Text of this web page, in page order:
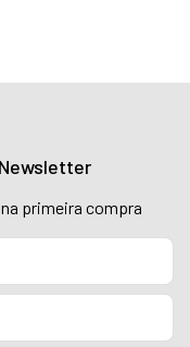
primeira compra